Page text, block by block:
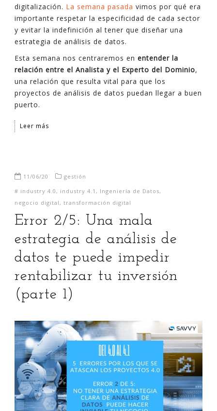
digitalización. La semana pasada vimos por qué era
importante respetar la especificidad de cada sector
y evitar la indefinición al tener que diseñar una
estrategia de análisis de datos.
Esta semana nos centraremos en entender la
relación entre el Analista y el Experto del Dominio,
una relación que resulta vital para que los
proyectos de análisis de datos puedan llegar a buen
puerto.
Leer más
11/06/20
gestión
# industry 4.0 , industry 4.1 , Ingeniería de Datos,
negocio digital , transformación digital
Error 2/5: Una mala
estrategia de análisis de
datos te puede impedir
rentabilizar tu inversión
(parte 1)